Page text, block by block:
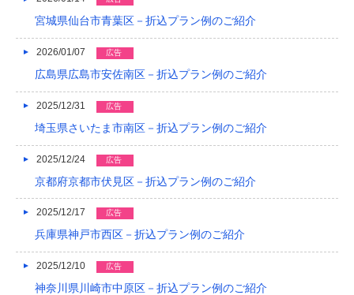
2018/12
2018/10
2018/09
2018/08
2018/07
2018/04
2018/03
宮城県仙台市青葉区－折込プラン例のご紹介
2026/01/07 広告
広島県広島市安佐南区－折込プラン例のご紹介
2025/12/31 広告
埼玉県さいたま市南区－折込プラン例のご紹介
2025/12/24 広告
京都府京都市伏見区－折込プラン例のご紹介
2025/12/17 広告
兵庫県神戸市西区－折込プラン例のご紹介
2025/12/10 広告
神奈川県川崎市中原区－折込プラン例のご紹介